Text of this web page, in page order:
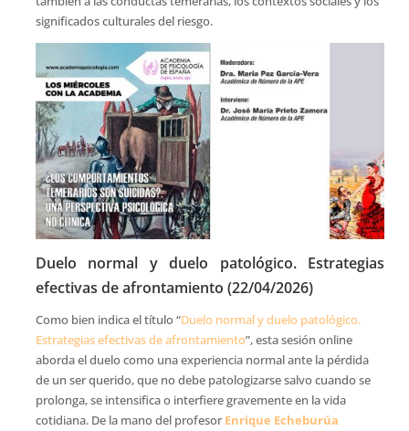
significados culturales del riesgo.
Duelo normal y duelo patológico. Estrategias
efectivas de afrontamiento (22/04/2026)
Como bien indica el título “Duelo normal y duelo patológico.
Estrategias efectivas de afrontamiento”, esta sesión online
aborda el duelo como una experiencia normal ante la pérdida
de un ser querido, que no debe patologizarse salvo cuando se
prolonga, se intensifica o interfiere gravemente en la vida
cotidiana. De la mano del profesorEnrique Echeburúa